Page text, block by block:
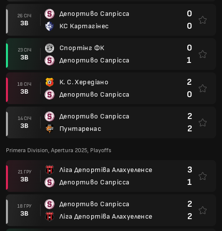
26 СІЧ
ЗВ
Депортиво Сапрісса
КС Картагінес
0
0
23 СІЧ
ЗВ
Спортінг ФК
Депортиво Сапрісса
0
1
18 СІЧ
ЗВ
К. С. Хередіано
Депортиво Сапрісса
2
0
14 СІЧ
ЗВ
Депортиво Сапрісса
Пунтаренас
2
2
Primera Division, Apertura 2025, Playoffs
21 ГРУ
ЗВ
Ліга Депортіва Алахуеленсе
Депортиво Сапрісса
3
1
18 ГРУ
ЗВ
Депортиво Сапрісса
Ліга Депортіва Алахуеленсе
2
2